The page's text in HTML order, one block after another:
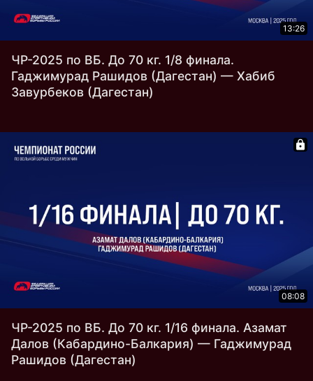
13:26
ЧР-2025 по ВБ. До 70 кг. 1/8 финала.
Гаджимурад Рашидов (Дагестан) — Хабиб
Завурбеков (Дагестан)
08:08
ЧР-2025 по ВБ. До 70 кг. 1/16 финала. Азамат
Далов (Кабардино-Балкария) — Гаджимурад
Рашидов (Дагестан)